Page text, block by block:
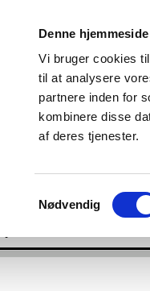
Denne
Vi bruger cookies
til at analysere
partnere inden for
kombinere disse
af deres tjenester.
Samtykkevalg
Nødvendig
Godkendelse og